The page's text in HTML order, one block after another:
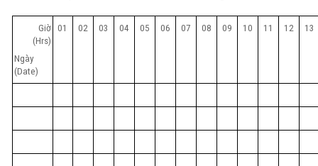
Giờ
(Hrs)
Ngày
(Date)
01 02 03 04 05 06 07 08 09 10 11 12 13